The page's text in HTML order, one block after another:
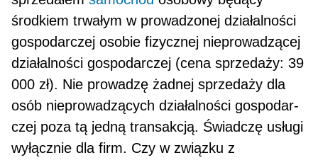
środkiem trwałym w prowadzonej działalności
gospodarczej osobie fizycznej nieprowadzącej
działalności gospodarczej (cena sprze­daży: 39
000 zł). Nie prowadzę żadnej sprzedaży dla
osób nieprowadzących działalności gospodar­
czej poza tą jedną transakcją. Świadczę usługi
wyłącznie dla firm. Czy w związku z